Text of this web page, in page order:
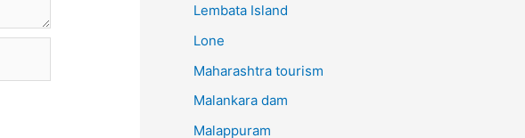
Lembata Island
Lone
Maharashtra tourism
Malankara dam
Malappuram